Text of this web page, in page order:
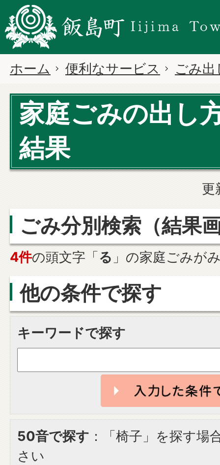
ホーム 便利なサービス ごみ出
家庭ごみの出し
結果
更
ごみ分別検索 （結果
4件の頭文字「る 」の家庭ごみが
他の条件で探す
キーワードで探す
50音で探す ：「椅子」を探す場
さい